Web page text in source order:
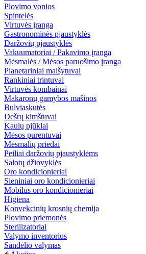
Plovimo vonios
Spintelės
Virtuvės įranga
Gastronominės pjaustyklės
Daržovių pjaustyklės
Vakuumatoriai / Pakavimo įranga
Mėsmalės / Mėsos paruošimo įranga
Planetariniai maišytuvai
Rankiniai trintuvai
Virtuvės kombainai
Makaronų gamybos mašinos
Bulviaskutės
Dešrų kimštuvai
Kaulų pjūklai
Mėsos purentuvai
Mėsmalių priedai
Peiliai daržovių pjaustyklėms
Salotų džiovyklės
Oro kondicionieriai
Sieniniai oro kondicionieriai
Mobilūs oro kondicionieriai
Higiena
Konvekcinių krosnių chemija
Plovimo priemonės
Sterilizatoriai
Valymo inventorius
Sandėlio valymas